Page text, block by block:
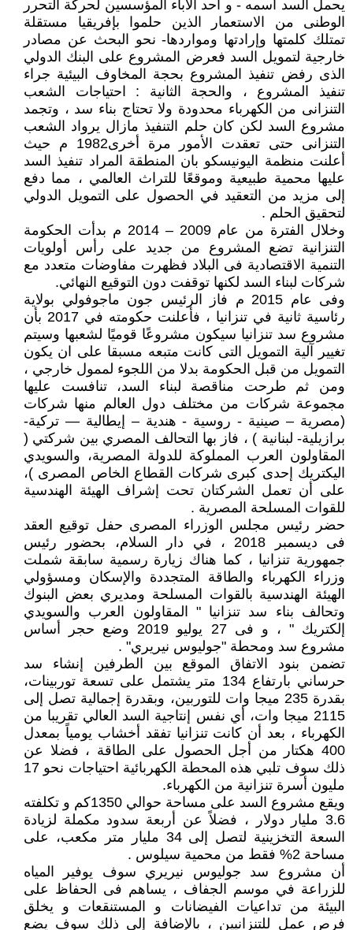
يحمل السد اسمه - و أحد الآباء المؤسسين لحركة التحرر
الوطنى من الاستعمار الذين حلموا بإفريقيا مستقلة
تمتلك كلمتها وإرادتها ومواردها- نحو البحث عن مصادر
خارجية لتمويل السد فعرض المشروع على البنك الدولي
الذى رفض تنفيذ المشروع بحجة المخاوف البيئية جراء
تنفيذ المشروع ، والحجة الثانية : احتياجات الشعب
التنزانى من الكهرباء محدودة ولا تحتاج بناء سد ، وتجمد
مشروع السد لكن كان حلم التنفيذ مازال يرواد الشعب
التنزانى حتى تعقدت الأمور مرة أخرى1982 م حيث
أعلنت منظمة اليونيسكو بان المنطقة المراد تنفيذ السد
عليها محمية طبيعية وموقعًا للتراث العالمي ، مما دفع
إلى مزيد من التعقيد في الحصول على التمويل الدولي
لتحقيق الحلم .
وخلال الفترة من عام 2009 – 2014 م بدأت الحكومة
التنزانية تضع المشروع من جديد على رأس أولويات
التنمية الاقتصادية فى البلاد فظهرت مفاوضات متعدد مع
شركات لبناء السد لكنها توقفت دون التوقيع النهائي.
وفى عام 2015 م فاز الرئيس جون ماجوفولي بولاية
رئاسية ثانية في تنزانيا ، فأعلنت حكومته في 2017 بأن
مشروع سد تنزانيا سيكون مشروعًا قوميًا لشعبها وسيتم
تغيير آلية التمويل التى كانت متبعه مسبقا على ان يكون
التمويل من قبل الحكومة بدلا من اللجوء لممول خارجي ،
ومن ثم طرحت مناقصة لبناء السد، تنافست عليها
مجموعة شركات من مختلف دول العالم منها شركات
(مصرية – صينية - روسية - هندية – إيطالية — تركية-
برازيلية- لبنانية ) ، فاز بها التحالف المصري بين شركتي (
المقاولون العرب المملوكة للدولة المصرية، والسويدي
اليكتريك إحدى كبرى شركات القطاع الخاص المصرى )،
على أن تعمل الشركتان تحت إشراف الهيئة الهندسية
للقوات المسلحة المصرية .
حضر رئيس مجلس الوزراء المصرى حفل توقيع العقد
فى ديسمبر 2018 ، في دار السلام، بحضور رئيس
جمهورية تنزانيا ، كما هناك زيارة رسمية سابقة شملت
وزراء الكهرباء والطاقة المتجددة والإسكان ومسؤولي
الهيئة الهندسية بالقوات المسلحة ومديري بعض البنوك
وتحالف بناء سد تنزانيا " المقاولون العرب والسويدي
إلكتريك " ، و فى 27 يوليو 2019 وضع حجر أساس
مشروع سد ومحطة "جوليوس نيريري" .
تضمن بنود الاتفاق الموقع بين الطرفين إنشاء سد
حرساني بارتفاع 134 متر يشتمل على تسعة توربينات،
بقدرة 235 ميجا وات للتوربين، وبقدرة إجمالية تصل إلى
2115 ميجا وات، أي نفس إنتاجية السد العالي تقريبا من
الكهرباء ، بعد أن كانت تنزانيا تفقد أخشاب يومياً بمعدل
400 هكتار من أجل الحصول على الطاقة ، فضلا عن
ذلك سوف تلبي هذه المحطة الكهربائية احتياجات نحو 17
مليون أسرة تنزانية من الكهرباء.
ويقع مشروع السد على مساحة حوالي 1350كم و تكلفته
3.6 مليار دولار ، فضلاً عن أربعة سدود مكملة لزيادة
السعة التخزينية لتصل إلى 34 مليار متر مكعب، على
مساحة 2% فقط من محمية سيلوس .
أن مشروع سد جوليوس نيريري سوف يوفير المياه
للزراعة في موسم الجفاف ، يساهم فى الحفاظ على
البيئة من تداعيات الفيضانات و المستنقعات و يخلق
فرص عمل للتنزانيين ، بالإضافة إلى ذلك سوف يضع